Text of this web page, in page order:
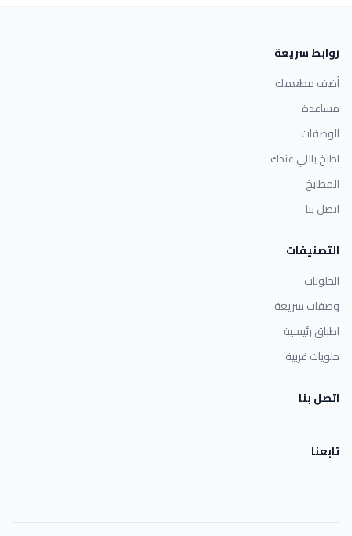
روابط سريعة
أضف مطعمك
مساعدة
الوصفات
اطبخ باللي عندك
المطابخ
اتصل بنا
التصنيفات
الحلويات
وصفات سريعة
اطباق رئيسية
حلويات غربية
اتصل بنا
تابعنا